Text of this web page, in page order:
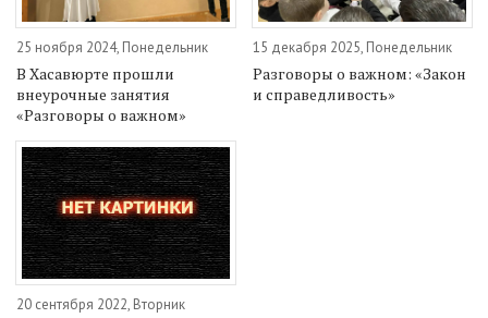
25 ноября 2024, Понедельник
В Хасавюрте прошли
внеурочные занятия
«Разговоры о важном»
15 декабря 2025, Понедельник
Разговоры о важном: «Закон
и справедливость»
20 сентября 2022, Вторник